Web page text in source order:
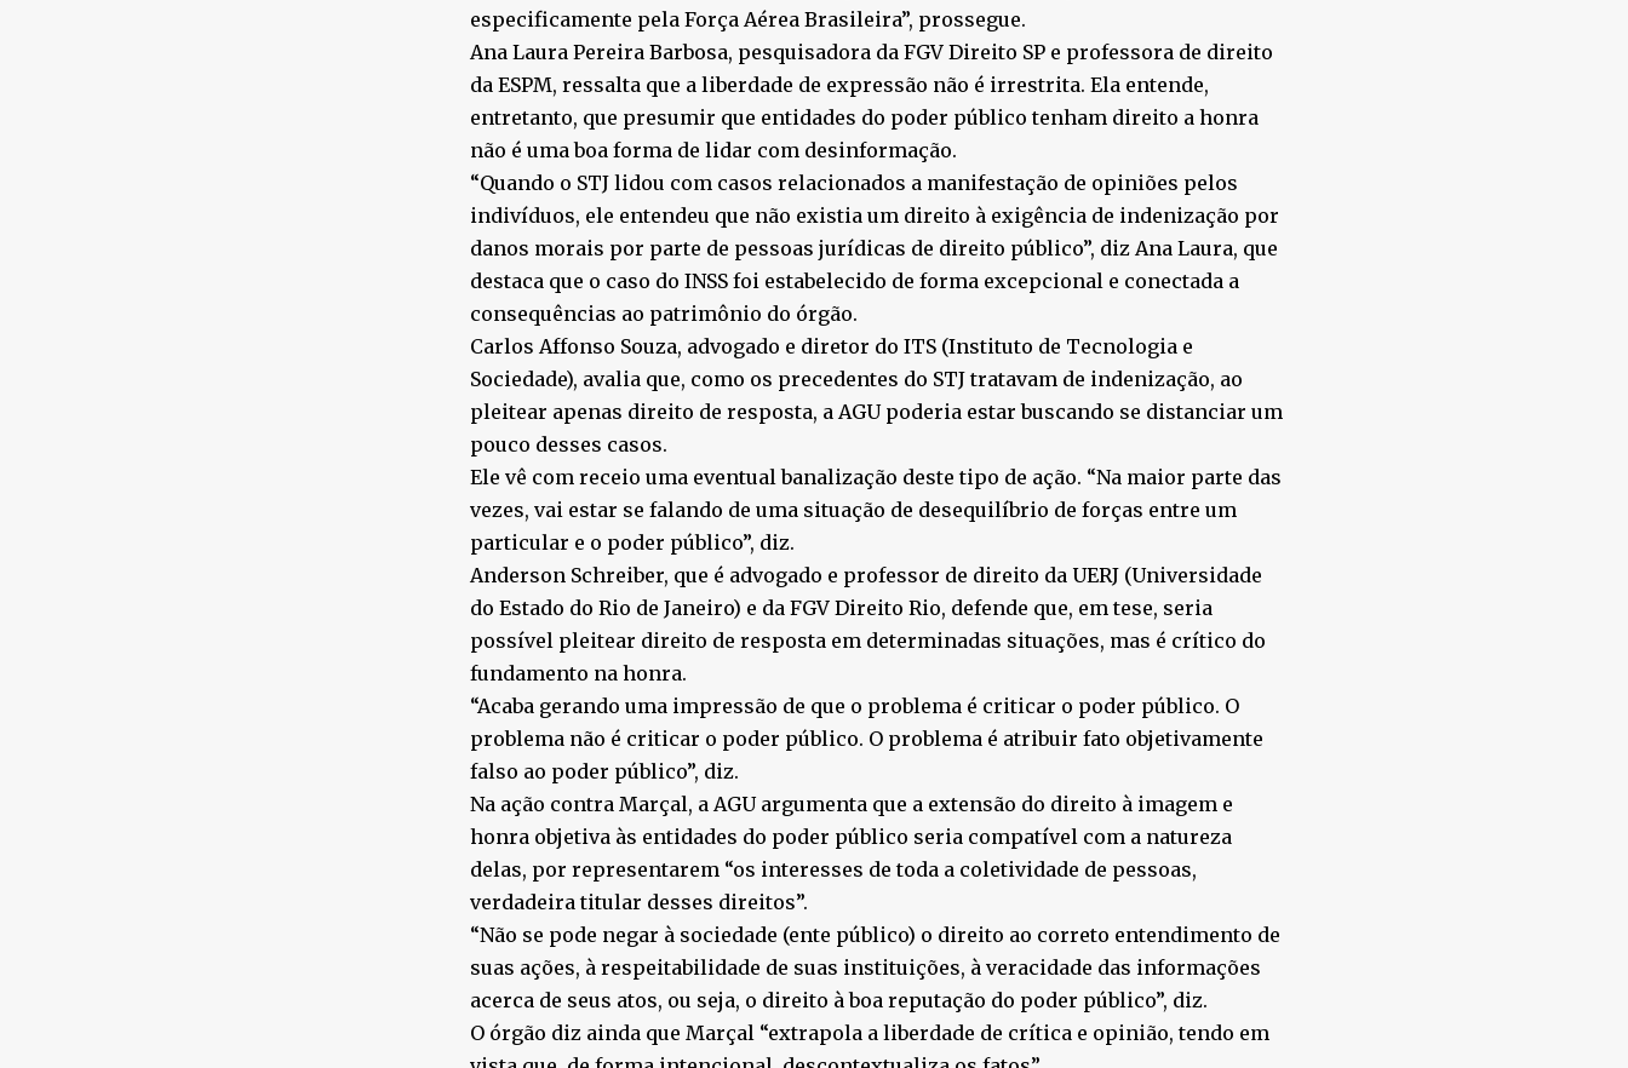
especificamente pela Força Aérea Brasileira”, prossegue.
Ana Laura Pereira Barbosa, pesquisadora da FGV Direito SP e professora de direito
da ESPM, ressalta que a liberdade de expressão não é irrestrita. Ela entende,
entretanto, que presumir que entidades do poder público tenham direito a honra
não é uma boa forma de lidar com desinformação.
“Quando o STJ lidou com casos relacionados a manifestação de opiniões pelos
indivíduos, ele entendeu que não existia um direito à exigência de indenização por
danos morais por parte de pessoas jurídicas de direito público”, diz Ana Laura, que
destaca que o caso do INSS foi estabelecido de forma excepcional e conectada a
consequências ao patrimônio do órgão.
Carlos Affonso Souza, advogado e diretor do ITS (Instituto de Tecnologia e
Sociedade), avalia que, como os precedentes do STJ tratavam de indenização, ao
pleitear apenas direito de resposta, a AGU poderia estar buscando se distanciar um
pouco desses casos.
Ele vê com receio uma eventual banalização deste tipo de ação. “Na maior parte das
vezes, vai estar se falando de uma situação de desequilíbrio de forças entre um
particular e o poder público”, diz.
Anderson Schreiber, que é advogado e professor de direito da UERJ (Universidade
do Estado do Rio de Janeiro) e da FGV Direito Rio, defende que, em tese, seria
possível pleitear direito de resposta em determinadas situações, mas é crítico do
fundamento na honra.
“Acaba gerando uma impressão de que o problema é criticar o poder público. O
problema não é criticar o poder público. O problema é atribuir fato objetivamente
falso ao poder público”, diz.
Na ação contra Marçal, a AGU argumenta que a extensão do direito à imagem e
honra objetiva às entidades do poder público seria compatível com a natureza
delas, por representarem “os interesses de toda a coletividade de pessoas,
verdadeira titular desses direitos”.
“Não se pode negar à sociedade (ente público) o direito ao correto entendimento de
suas ações, à respeitabilidade de suas instituições, à veracidade das informações
acerca de seus atos, ou seja, o direito à boa reputação do poder público”, diz.
O órgão diz ainda que Marçal “extrapola a liberdade de crítica e opinião, tendo em